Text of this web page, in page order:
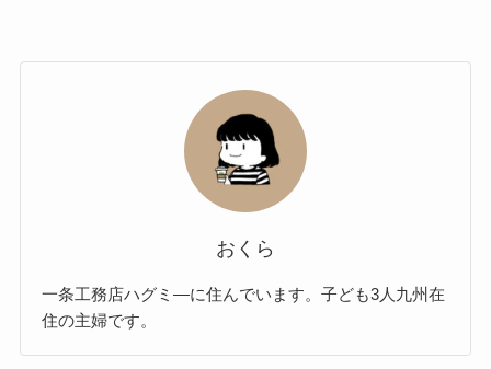
おくら
一条工務店ハグミ―に住んでいます。子ども3人九州在
住の主婦です。